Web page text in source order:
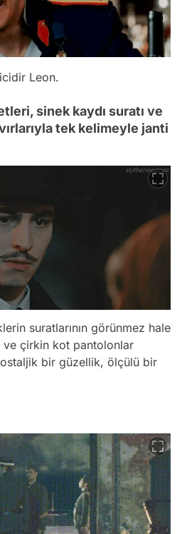
Leon.
sinek kaydı suratı ve
tek kelimeyle janti
suratlarının görünmez hale
çirkin kot pantolonlar
bir güzellik, ölçülü bir